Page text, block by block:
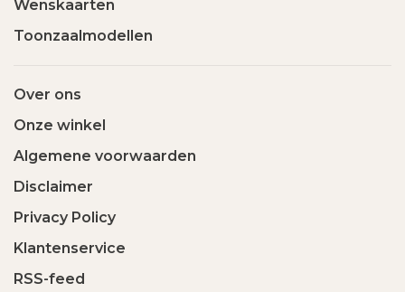
Wenskaarten
Toonzaalmodellen
Over ons
Onze winkel
Algemene voorwaarden
Disclaimer
Privacy Policy
Klantenservice
RSS-feed